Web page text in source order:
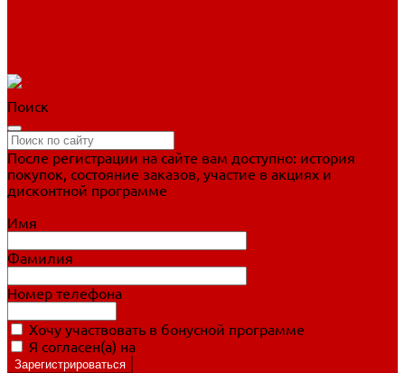
Поиск
После регистрации на сайте вам доступно: история
покупок, состояние заказов, участие в акциях и
дисконтной программе
Имя
Фамилия
Номер телефона
Хочу участвовать в бонусной программе
Я согласен(а) на